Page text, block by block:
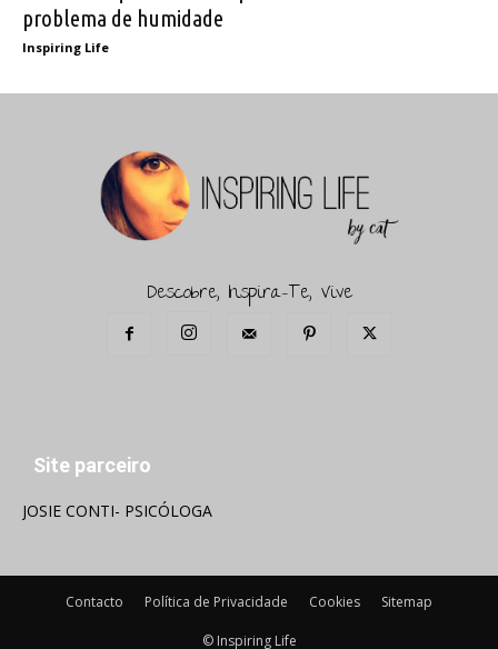
problema de humidade
Inspiring Life
Descobre, Inspira-Te, Vive
Site parceiro
JOSIE CONTI- PSICÓLOGA
Contacto Política de Privacidade Cookies Sitemap
© Inspiring Life